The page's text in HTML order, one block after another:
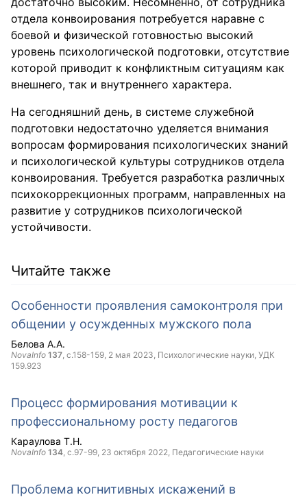
отдела конвоирования потребуется наравне с
боевой и физической готовностью высокий
уровень психологической подготовки, отсутствие
которой приводит к конфликтным ситуациям как
внешнего, так и внутреннего характера.
На сегодняшний день, в системе служебной
подготовки недостаточно уделяется внимания
вопросам формирования психологических знаний
и психологической культуры сотрудников отдела
конвоирования. Требуется разработка различных
психокоррекционных программ, направленных на
развитие у сотрудников психологической
устойчивости.
Читайте также
Особенности проявления самоконтроля при
общении у осужденных мужского пола
Белова А.А.
NovaInfo 137, с.158-159, 2 мая 2023, Психологические науки, УДК
159.923
Процесс формирования мотивации к
профессиональному росту педагогов
Караулова Т.Н.
NovaInfo 134, с.97-99, 23 октября 2022, Педагогические науки
Проблема когнитивных искажений в